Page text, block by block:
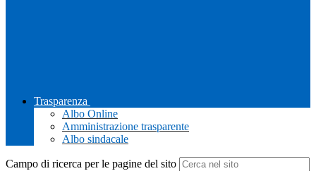
Trasparenza
Albo Online
Amministrazione trasparente
Albo sindacale
Campo di ricerca per le pagine del sito